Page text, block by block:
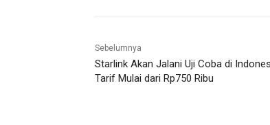
Sebelumnya
Starlink Akan Jalani Uji Coba di
Tarif Mulai dari Rp750 Ribu